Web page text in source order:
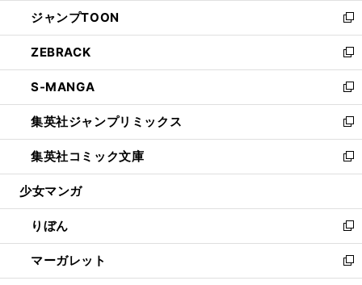
く
で
開
く
ド
ウ
で
開
く
ィ
ン
ド
ウ
で
開
く
し
い
ウ
ィ
ン
ド
ウ
で
開
く
ジャンプTOON
新
し
い
ウ
ィ
ン
ド
ウ
で
開
ZEBRACK
新
し
い
ウ
ィ
ン
ド
ウ
開
く
S-MANGA
新
し
い
ウ
ィ
ン
ウ
で
開
く
集英社ジャンプリミックス
新
し
い
ウ
ン
ド
ウ
で
開
集英社コミック文庫
新
し
ウ
ィ
ン
ド
ウ
少女マンガ
りぼん
新
し
い
ウ
マーガレット
新
し